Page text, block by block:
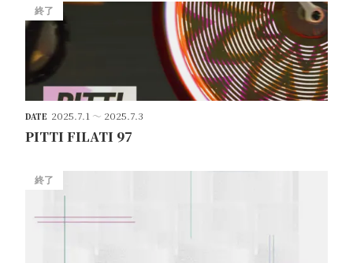
終了
DATE 2025.7.1 ～ 2025.7.3
PITTI FILATI 97
終了